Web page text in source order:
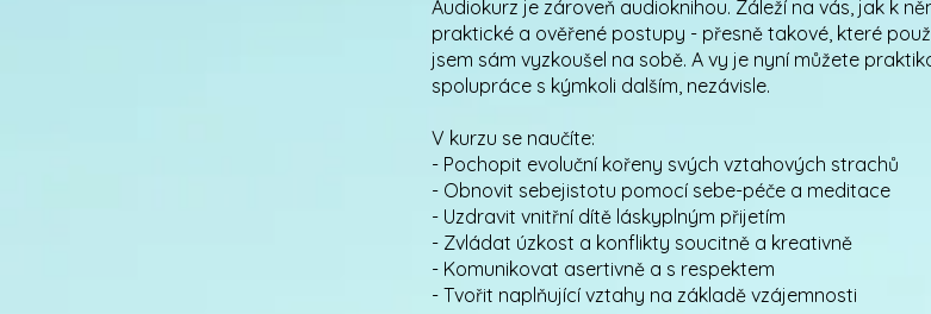
Audiokurz je zároveň audioknihou. Záleží na vás, jak k
praktické a ověřené postupy - přesně takové, které
jsem sám vyzkoušel na sobě. A vy je nyní můžete
spolupráce s kýmkoli dalším, nezávisle.
V kurzu se naučíte:
- Pochopit evoluční kořeny svých vztahových strachů
- Obnovit sebejistotu pomocí sebe-péče a meditace
- Uzdravit vnitřní dítě láskyplným přijetím
- Zvládat úzkost a konflikty soucitně a kreativně
- Komunikovat asertivně a s respektem
- Tvořit naplňující vztahy na základě vzájemnosti